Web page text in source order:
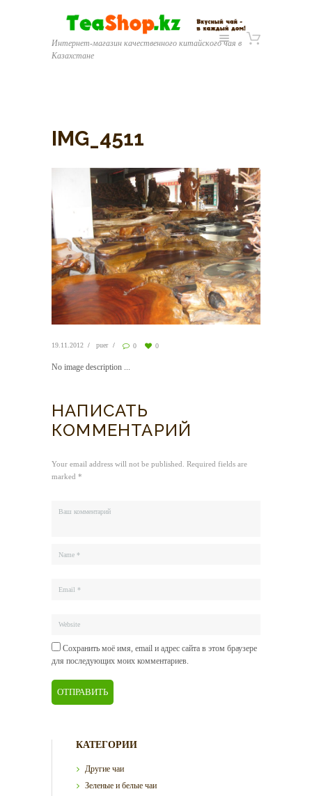
Интернет-магазин качественного китайского чая в
Казахстане
IMG_4511
19.11.2012 puer 0 0
No image description ...
НАПИСАТЬ
КОММЕНТАРИЙ
Your email address will not be published. Required fields are
marked *
Сохранить моё имя, email и адрес сайта в этом браузере
для последующих моих комментариев.
КАТЕГОРИИ
Другие чаи
Зеленые и белые чаи